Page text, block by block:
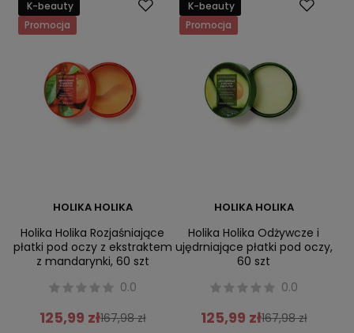
K-beauty
Promocja
HOLIKA HOLIKA
Holika Holika Rozjaśniające
płatki pod oczy z ekstraktem
z mandarynki, 60 szt
0.0
125,99 zł167,98 zł
K-beauty
Promocja
HOLIKA HOLIKA
Holika Holika Odżywcze i
ujędrniające płatki pod oczy,
60 szt
0.0
125,99 zł167,98 zł